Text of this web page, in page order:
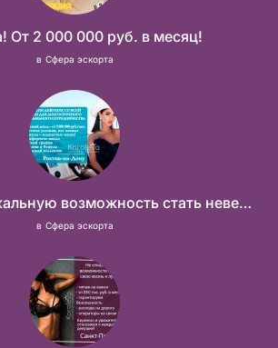
От 2 000 000 руб. в месяц!
в Сфера эскорта
Не упусти уникальную возможность стать невероятно успешной и независимой!
в Сфера эскорта